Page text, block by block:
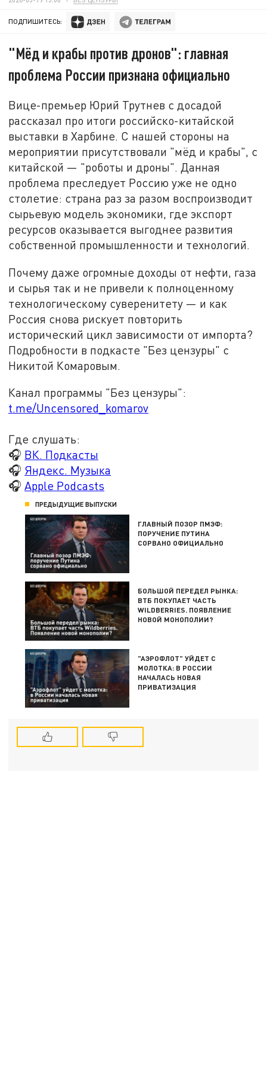
ПОДПИШИТЕСЬ:
"Мёд и крабы против дронов": главная
проблема России признана официально
Вице-премьер Юрий Трутнев с досадой
рассказал про итоги российско-китайской
выставки в Харбине. С нашей стороны на
мероприятии присутствовали "мёд и крабы", с
китайской — "роботы и дроны". Данная
проблема преследует Россию уже не одно
столетие: страна раз за разом воспроизводит
сырьевую модель экономики, где экспорт
ресурсов оказывается выгоднее развития
собственной промышленности и технологий.
Почему даже огромные доходы от нефти, газа
и сырья так и не привели к полноценному
технологическому суверенитету — и как
Россия снова рискует повторить
исторический цикл зависимости от импорта?
Подробности в подкасте "Без цензуры" с
Никитой Комаровым.
Канал программы "Без цензуры":
t.me/Uncensored_komarov
Где слушать:
🎧 ВК. Подкасты
🎧 Яндекс. Музыка
🎧Apple Podcasts
ПРЕДЫДУЩИЕ ВЫПУСКИ
ГЛАВНЫЙ ПОЗОР ПМЭФ:
ПОРУЧЕНИЕ ПУТИНА
СОРВАНО ОФИЦИАЛЬНО
БОЛЬШОЙ ПЕРЕДЕЛ РЫНКА:
ВТБ ПОКУПАЕТ ЧАСТЬ
WILDBERRIES. ПОЯВЛЕНИЕ
НОВОЙ МОНОПОЛИИ?
"АЭРОФЛОТ" УЙДЕТ С
МОЛОТКА: В РОССИИ
НАЧАЛАСЬ НОВАЯ
ПРИВАТИЗАЦИЯ